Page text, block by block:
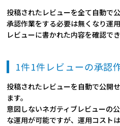
投稿されたレビューを全て自動で
承認作業をする必要は無くなり運
レビューに書かれた内容を確認で
1件1件レビューの承認
投稿されたレビューを自動で公開
ます。
意図しないネガティブレビューの
な運用が可能ですが、運用コスト